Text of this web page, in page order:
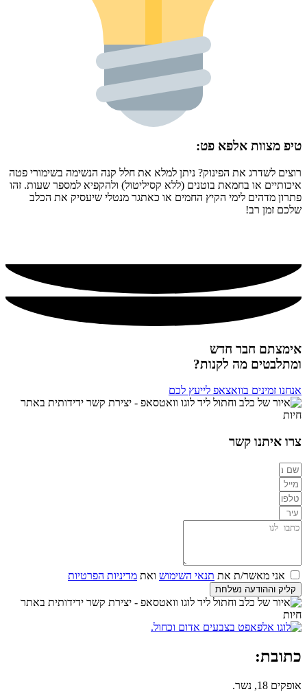
טיפ מצוות אלפא פט:
רוצים לשדרג את הפינוק? ניתן למלא את חלל קנה הנשימה בשימורי פטה
איכותיים או בחמאת בוטנים (ללא קסיליטול) ולהקפיא למספר שעות. זהו
פתרון מדהים לימי הקיץ החמים או כאתגר מנטלי שיעסיק את הכלב
שלכם זמן רב!
אימצתם חבר חדש
ומתלבטים מה לקנות?
אנחנו זמינים בוואצאפ לייעץ לכם
צרו איתנו קשר
אני מאשר/ת את תנאי השימוש ואת מדיניות הפרטיות
קליק וההודעה נשלחת
כתובת:
אופקים 18, נשר.